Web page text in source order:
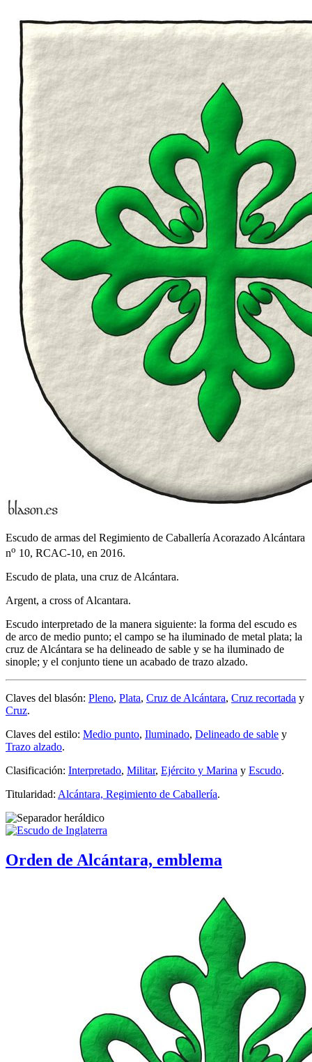
Escudo de armas del Regimiento de Caballería Acorazado Alcántara
no 10, RCAC-10, en 2016.
Escudo de plata, una cruz de Alcántara.
Argent, a cross of Alcantara.
Escudo interpretado de la manera siguiente: la forma del escudo es
de arco de medio punto; el campo se ha iluminado de metal plata; la
cruz de Alcántara se ha delineado de sable y se ha iluminado de
sinople; y el conjunto tiene un acabado de trazo alzado.
Claves del blasón: Pleno, Plata, Cruz de Alcántara, Cruz recortada y
Cruz.
Claves del estilo: Medio punto, Iluminado, Delineado de sable y
Trazo alzado.
Clasificación: Interpretado, Militar, Ejército y Marina y Escudo.
Titularidad: Alcántara, Regimiento de Caballería.
Orden de Alcántara, emblema